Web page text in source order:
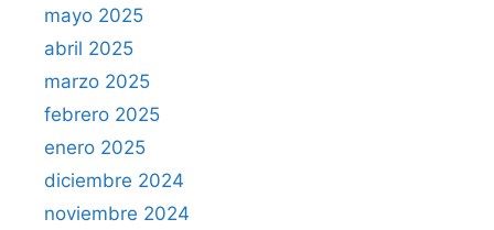
mayo 2025
abril 2025
marzo 2025
febrero 2025
enero 2025
diciembre 2024
noviembre 2024